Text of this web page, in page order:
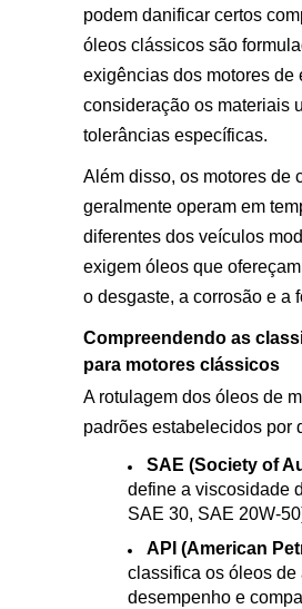
podem danificar certos
óleos clássicos são
exigências dos motores de
consideração os materiais
tolerâncias específicas.
Além disso, os motores de
geralmente operam em
diferentes dos veículos
exigem óleos que
o desgaste, a corrosão e a
Compreendendo as
para motores clássicos
A rotulagem dos óleos de
padrões estabelecidos por
SAE (Society of
define a viscosidade
SAE 30, SAE 20W-
API (American
classifica os óleos de
desempenho e